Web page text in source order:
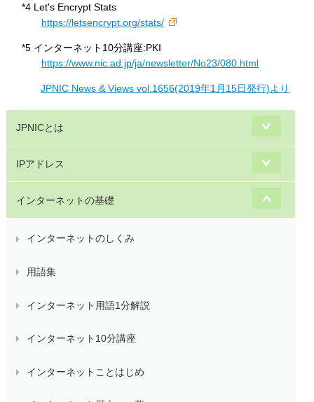
*4 Let's Encrypt Stats
https://letsencrypt.org/stats/
*5 インターネット10分講座:PKI
https://www.nic.ad.jp/ja/newsletter/No23/080.html
JPNIC News & Views vol.1656(2019年1月15日発行)より
JPNICとは
IPアドレス
インターネットの基礎
インターネットのしくみ
用語集
インターネット用語1分解説
インターネット10分講座
インターネットことはじめ